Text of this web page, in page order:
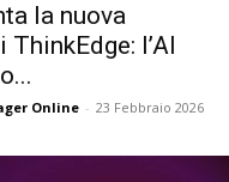
la nuova
l’AI
Online - 23 Febbraio 2026